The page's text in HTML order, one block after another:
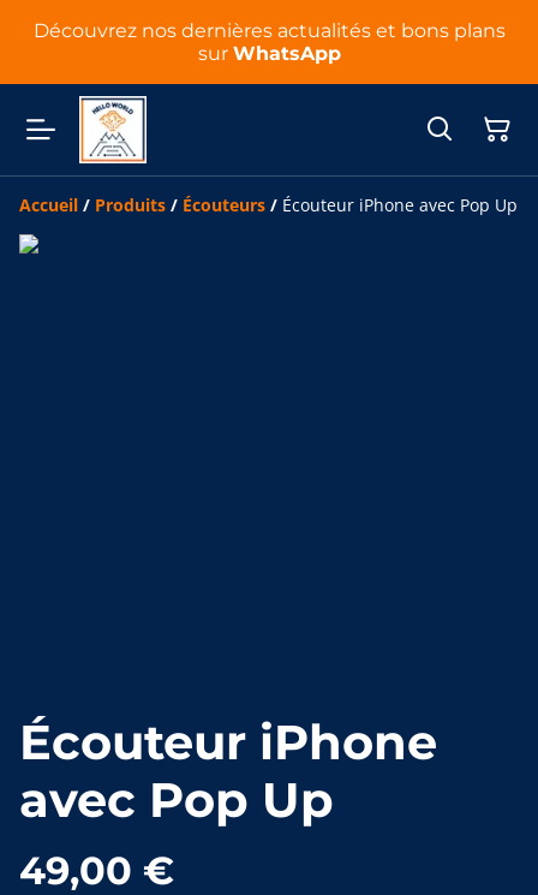
Découvrez nos dernières actualités et bons plans
sur WhatsApp
Accueil / Produits / Écouteurs / Écouteur iPhone avec Pop Up
Écouteur iPhone
avec Pop Up
49,00 €